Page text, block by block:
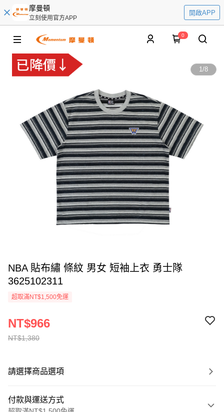
摩曼頓
立刻使用官方APP
開啟APP
0
1/8
NBA 貼布繡 條紋 男女 短袖上衣 勇士隊
3625102311
超取滿NT$1,500免運
NT$1,380
NT$966
請選擇商品選項
付款與運送方式